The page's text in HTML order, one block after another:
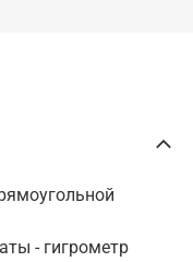
- гигрометр